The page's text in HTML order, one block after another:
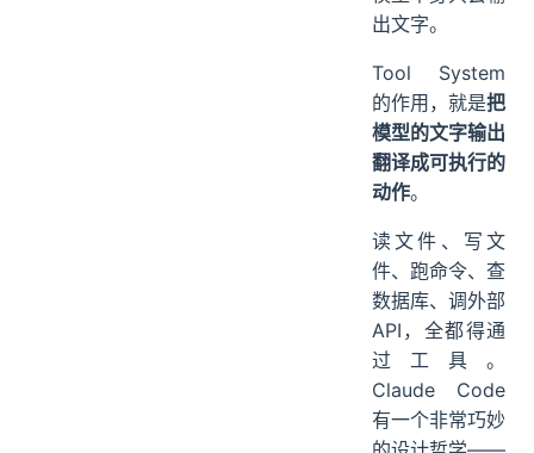
出文字。
Tool System
的作用，就是把
模型的文字输出
翻译成可执行的
动作。
读文件、写文
件、跑命令、查
数据库、调外部
API，全都得通
过工具。
Claude Code
有一个非常巧妙